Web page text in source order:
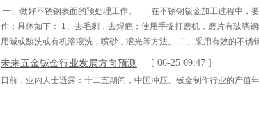
一、做好不锈钢表面的预处理工作。 在不锈钢钣金加工过程中，
作；具体如下： 1、去毛刺，去焊疤；使用手提打磨机，磨片有玻璃
用碱或酸洗或有机溶液洗，喷砂，滚光等方法。 二、采用有效的不
下： 1、表面本色白化处理
未来五金钣金行业发展方向预测 [ 06-25 09:47 ]
日前，业内人士透露：十二五期间，中国冲压、钣金制作行业的产值